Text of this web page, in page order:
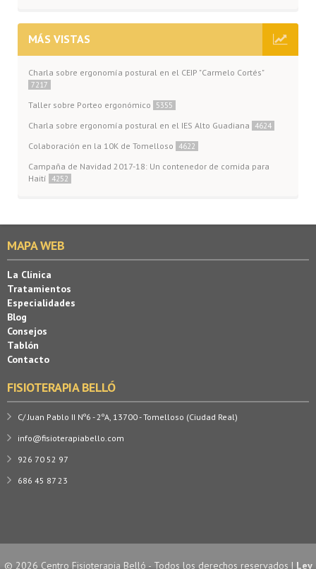
MÁS VISTAS
Charla sobre ergonomía postural en el CEIP "Carmelo Cortés"
7217
Taller sobre Porteo ergonómico 5355
Charla sobre ergonomía postural en el IES Alto Guadiana 4624
Colaboración en la 10K de Tomelloso 4622
Campaña de Navidad 2017-18: Un contenedor de comida para
Haití
4252
MAPA WEB
La Clínica
Tratamientos
Especialidades
Blog
Consejos
Tablón
Contacto
FISIOTERAPIA BELLÓ
C/ Juan Pablo II Nº6 - 2ºA, 13700 - Tomelloso (Ciudad Real)
info@fisioterapiabello.com
926 70 52 97
686 45 87 23
© 2026 Centro Fisioterapia Belló - Todos los derechos reservados | Ley